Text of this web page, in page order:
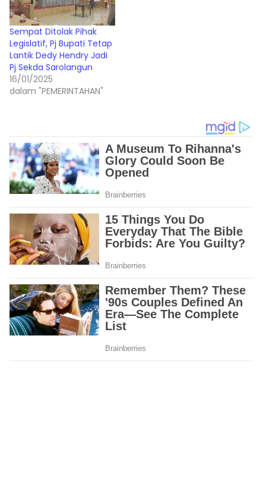
Sempat Ditolak Pihak
Legislatif, Pj Bupati Tetap
Lantik Dedy Hendry Jadi
Pj Sekda Sarolangun
16/01/2025
dalam "PEMERINTAHAN"